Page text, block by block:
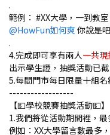
.
範例： #XX大學，一到教
@HowFun如何爽 你說是
.
4.完成即可享有兩人一共
出示學生證，抽獎活動已截
5.每間門市每日限量十組
------------------
【💵學校競賽抽獎活動💵】
1.我們將從活動期間裡，
例如：XX大學留言數最多